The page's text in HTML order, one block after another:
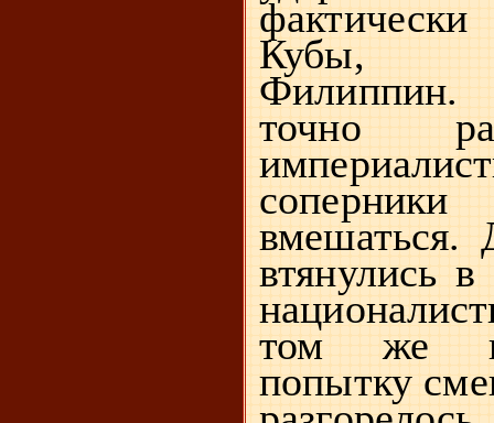
Кубы,
точно
вмешаться.
втянулись
том же
попытку